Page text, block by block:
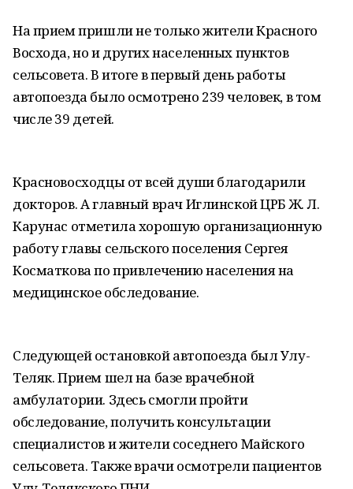
На прием пришли не только жители Красного
Восхода, но и других населенных пунктов
сельсовета. В итоге в первый день работы
автопоезда было осмотрено 239 человек, в том
числе 39 детей.
Красновосходцы от всей души благодарили
докторов. А главный врач Иглинской ЦРБ Ж. Л.
Карунас отметила хорошую организационную
работу главы сельского поселения Сергея
Косматкова по привлечению населения на
медицинское обследование.
Следующей остановкой автопоезда был Улу-
Теляк. Прием шел на базе врачебной
амбулатории. Здесь смогли пройти
обследование, получить консультации
специалистов и жители соседнего Майского
сельсовета. Также врачи осмотрели пациентов